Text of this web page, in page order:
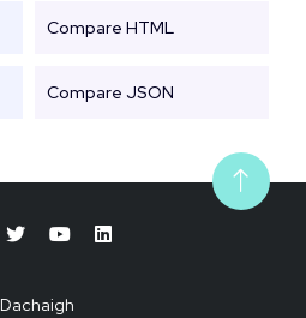
Compare HTML
Compare JSON
Dachaigh